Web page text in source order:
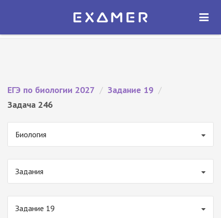
Экзамер — ЕГЭ 2027
ОТКРЫТЬ
ЕГЭ по биологии 2027 / Задание 19 /
Задача 246
Биология
Задания
Задание 19